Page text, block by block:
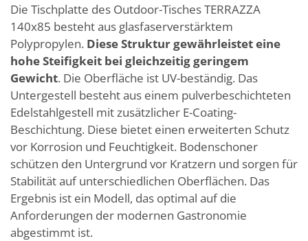
Die Tischplatte des Outdoor-Tisches TERRAZZA
140x85 besteht aus glasfaserverstärktem
Polypropylen. Diese Struktur gewährleistet eine
hohe Steifigkeit bei gleichzeitig geringem
Gewicht. Die Oberfläche ist UV-beständig. Das
Untergestell besteht aus einem pulverbeschichteten
Edelstahlgestell mit zusätzlicher E-Coating-
Beschichtung. Diese bietet einen erweiterten Schutz
vor Korrosion und Feuchtigkeit. Bodenschoner
schützen den Untergrund vor Kratzern und sorgen für
Stabilität auf unterschiedlichen Oberflächen. Das
Ergebnis ist ein Modell, das optimal auf die
Anforderungen der modernen Gastronomie
abgestimmt ist.